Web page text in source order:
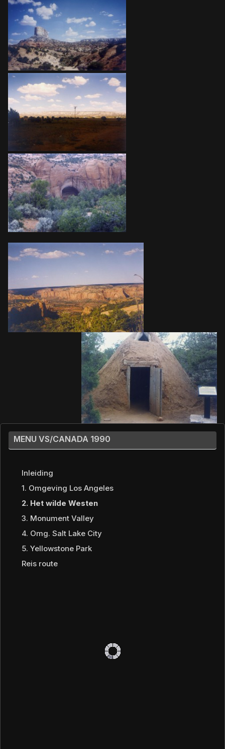
MENU VS/CANADA 1990
Inleiding
1. Omgeving Los Angeles
2. Het wilde Westen
3. Monument Valley
4. Omg. Salt Lake City
5. Yellowstone Park
Reis route